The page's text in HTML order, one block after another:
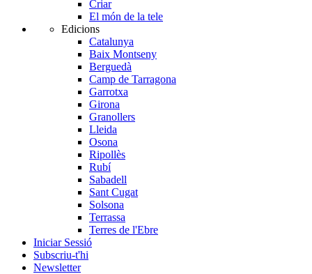
Criar
El món de la tele
Edicions
Catalunya
Baix Montseny
Berguedà
Camp de Tarragona
Garrotxa
Girona
Granollers
Lleida
Osona
Ripollès
Rubí
Sabadell
Sant Cugat
Solsona
Terrassa
Terres de l'Ebre
Iniciar Sessió
Subscriu-t'hi
Newsletter